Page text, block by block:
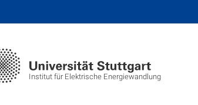
Institut für Elektrische Energiewandlung